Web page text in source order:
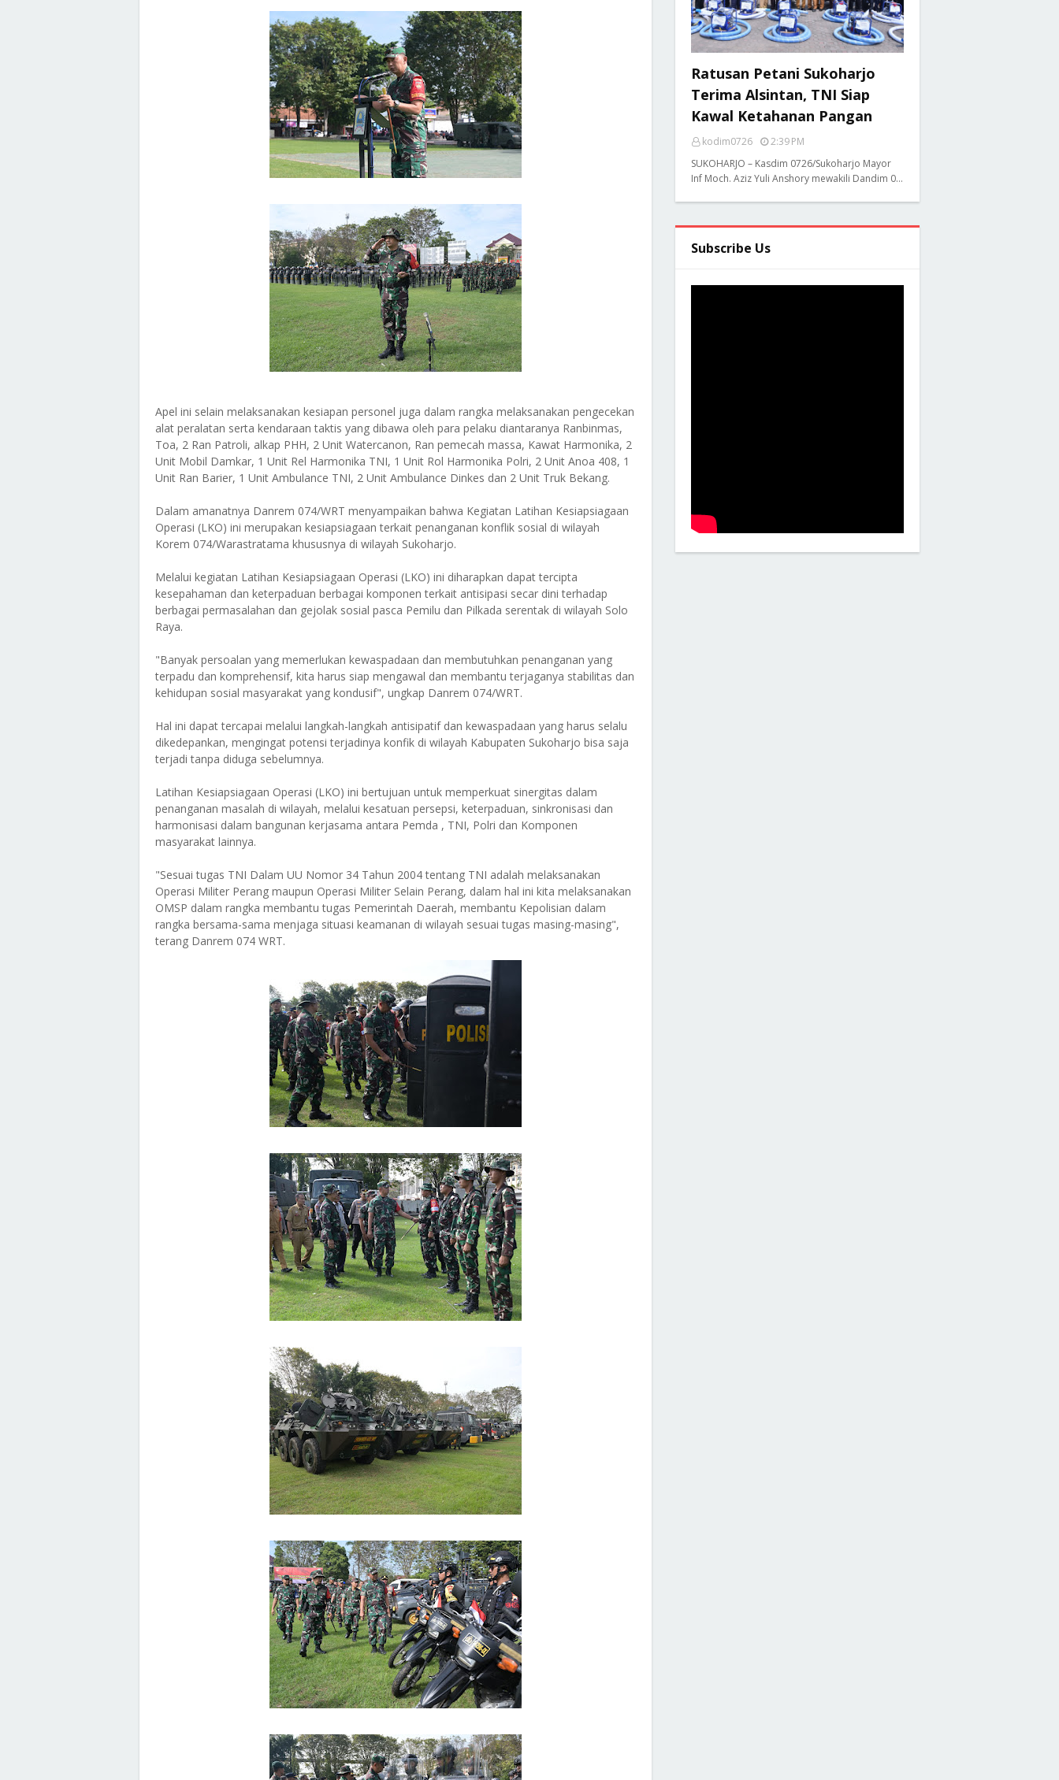
Apel ini selain melaksanakan kesiapan personel juga dalam rangka melaksanakan pengecekan
alat peralatan serta kendaraan taktis yang dibawa oleh para pelaku diantaranya Ranbinmas,
Toa, 2 Ran Patroli, alkap PHH, 2 Unit Watercanon, Ran pemecah massa, Kawat Harmonika, 2
Unit Mobil Damkar, 1 Unit Rel Harmonika TNI, 1 Unit Rol Harmonika Polri, 2 Unit Anoa 408, 1
Unit Ran Barier, 1 Unit Ambulance TNI, 2 Unit Ambulance Dinkes dan 2 Unit Truk Bekang.
Dalam amanatnya Danrem 074/WRT menyampaikan bahwa Kegiatan Latihan Kesiapsiagaan
Operasi (LKO) ini merupakan kesiapsiagaan terkait penanganan konflik sosial di wilayah
Korem 074/Warastratama khususnya di wilayah Sukoharjo.
Melalui kegiatan Latihan Kesiapsiagaan Operasi (LKO) ini diharapkan dapat tercipta
kesepahaman dan keterpaduan berbagai komponen terkait antisipasi secar dini terhadap
berbagai permasalahan dan gejolak sosial pasca Pemilu dan Pilkada serentak di wilayah Solo
Raya.
"Banyak persoalan yang memerlukan kewaspadaan dan membutuhkan penanganan yang
terpadu dan komprehensif, kita harus siap mengawal dan membantu terjaganya stabilitas dan
kehidupan sosial masyarakat yang kondusif", ungkap Danrem 074/WRT.
Hal ini dapat tercapai melalui langkah-langkah antisipatif dan kewaspadaan yang harus selalu
dikedepankan, mengingat potensi terjadinya konfik di wilayah Kabupaten Sukoharjo bisa saja
terjadi tanpa diduga sebelumnya.
Latihan Kesiapsiagaan Operasi (LKO) ini bertujuan untuk memperkuat sinergitas dalam
penanganan masalah di wilayah, melalui kesatuan persepsi, keterpaduan, sinkronisasi dan
harmonisasi dalam bangunan kerjasama antara Pemda , TNI, Polri dan Komponen
masyarakat lainnya.
"Sesuai tugas TNI Dalam UU Nomor 34 Tahun 2004 tentang TNI adalah melaksanakan
Operasi Militer Perang maupun Operasi Militer Selain Perang, dalam hal ini kita melaksanakan
OMSP dalam rangka membantu tugas Pemerintah Daerah, membantu Kepolisian dalam
rangka bersama-sama menjaga situasi keamanan di wilayah sesuai tugas masing-masing",
terang Danrem 074 WRT.
Ratusan Petani Sukoharjo
Terima Alsintan, TNI Siap
Kawal Ketahanan Pangan
kodim0726
2:39 PM
SUKOHARJO – Kasdim 0726/Sukoharjo Mayor
Inf Moch. Aziz Yuli Anshory mewakili Dandim 0…
Subscribe Us